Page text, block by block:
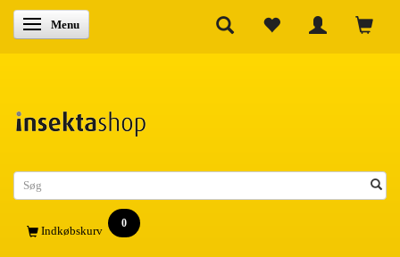
Skifte navigation
Menu
Indkøbskurv
0